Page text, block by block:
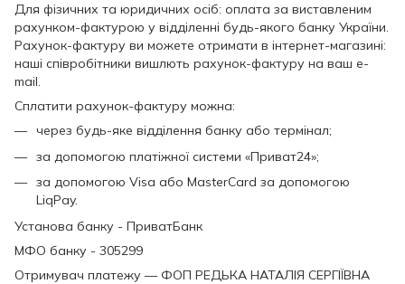
Для фізичних та юридичних осіб: оплата за виставленим
рахунком-фактурою у відділенні будь-якого банку України.
Рахунок-фактуру ви можете отримати в інтернет-магазині:
наші співробітники вишлють рахунок-фактуру на ваш e-
mail.
Сплатити рахунок-фактуру можна:
через будь-яке відділення банку або термінал;
за допомогою платіжної системи «Приват24»;
за допомогою Visa або MasterCard за допомогою
LiqPay.
Установа банку - ПриватБанк
МФО банку - 305299
Отримувач платежу — ФОП РЕДЬКА НАТАЛІЯ СЕРГІЇВНА